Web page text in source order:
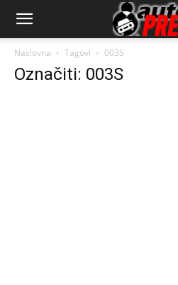
AutopressHR
Naslovna Tagovi 003S
Označiti: 003S